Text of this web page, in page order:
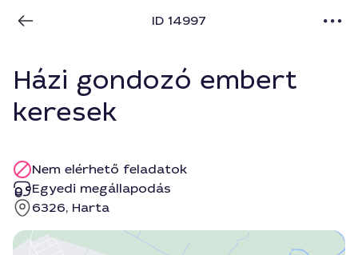
ID 14997
Házi gondozó embert
keresek
Nem elérhető feladatok
Egyedi megállapodás
6326, Harta